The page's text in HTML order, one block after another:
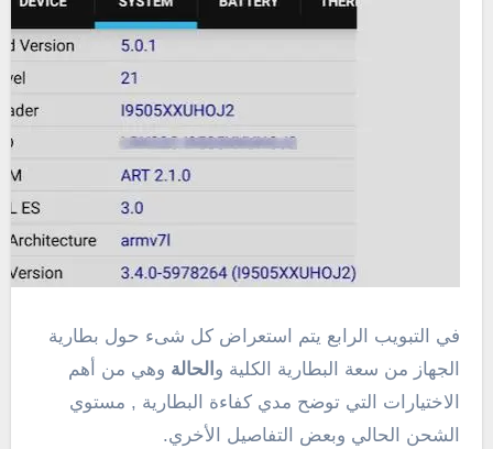
في التبويب الرابع يتم استعراض كل شىء حول بطارية
الجهاز من سعة البطارية الكلية و الحالة وهي من أهم
الاختيارات التي توضح مدي كفاءة البطارية , مستوي
الشحن الحالي وبعض التفاصيل الأخري.